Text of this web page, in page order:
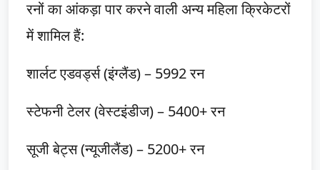
रनों का आंकड़ा पार करने वाली अन्य महिला क्रिकेटरों
में शामिल हैं:
शार्लट एडवर्ड्स (इंग्लैंड) – 5992 रन
स्टेफनी टेलर (वेस्टइंडीज) – 5400+ रन
सूजी बेट्स (न्यूजीलैंड) – 5200+ रन